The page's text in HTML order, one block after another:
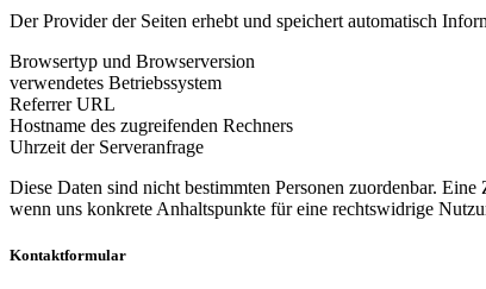
Der Provider der Seiten erhebt und speichert automatisch
Browsertyp und Browserversion
verwendetes Betriebssystem
Referrer URL
Hostname des zugreifenden Rechners
Uhrzeit der Serveranfrage
Diese Daten sind nicht bestimmten Personen zuordenbar.
wenn uns konkrete Anhaltspunkte für eine rechtswidrige
Kontaktformular